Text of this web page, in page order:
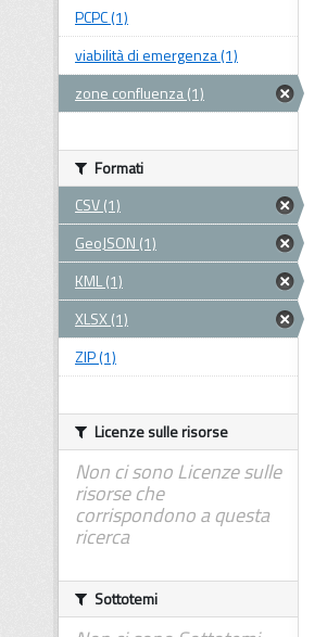
PCPC (1)
viabilità di emergenza (1)
zone confluenza (1)
Formati
CSV (1)
GeoJSON (1)
KML (1)
XLSX (1)
ZIP (1)
Licenze sulle risorse
Non ci sono Licenze sulle
risorse che
corrispondono a questa
ricerca
Sottotemi